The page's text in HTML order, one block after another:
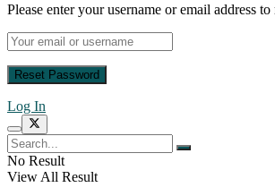
Please enter your username or email address
Log In
No Result
View All Result